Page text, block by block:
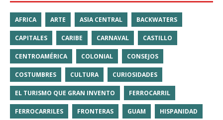
AFRICA ARTE ASIA CENTRAL BACKWATERS
CAPITALES CARIBE CARNAVAL CASTILLO
CENTROAMÉRICA COLONIAL CONSEJOS
COSTUMBRES CULTURA CURIOSIDADES
EL TURISMO QUE GRAN INVENTO FERROCARRIL
FERROCARRILES FRONTERAS GUAM HISPANIDAD